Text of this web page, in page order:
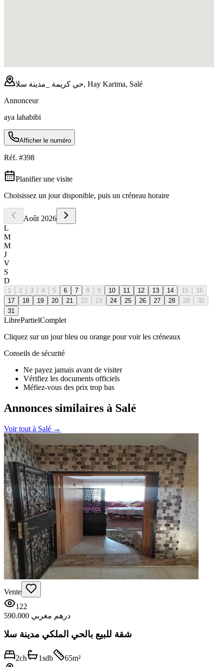
حي كريمة _مدينة سلا, Hay Karima, Salé
Annonceur
aya lahabibi
Afficher le numéro
Réf. #398
Planifier une visite
Choisissez un jour disponible, puis un créneau horaire
Août 2026
L
M
M
J
V
S
D
1 2 3 4 5 6 7 8 9 10 11 12 13 14 15
16
17
18 19 20 21 22 23 24 25 26 27 28 29
30
31
LibrePartielComplet
Cliquez sur un jour bleu ou orange pour voir les créneaux
Conseils de sécurité
Ne payez jamais avant de visiter
Vérifiez les documents officiels
Méfiez-vous des prix trop bas
Annonces similaires à Salé
Voir tout à Salé →
Vente
122
590.000 درهم مغربي
شقة للبيع بالحي الملكي مدينة سلا
2ch 1sdb 65m²